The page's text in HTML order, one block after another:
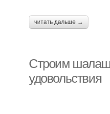
читать дальше →
Строим шалаш
удовольствия